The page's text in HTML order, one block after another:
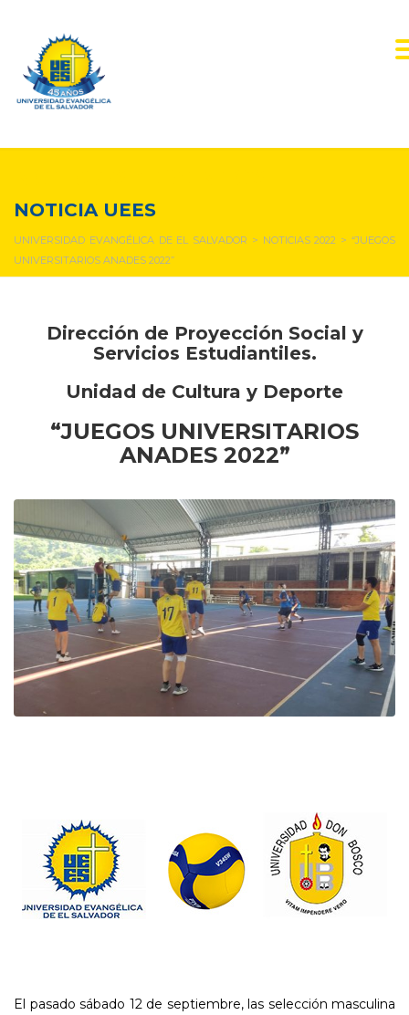
NOTICIA UEES
UNIVERSIDAD EVANGÉLICA DE EL SALVADOR > NOTICIAS 2022 >“JUEGOS
UNIVERSITARIOS ANADES 2022”
Dirección de Proyección Social y
Servicios Estudiantiles.
Unidad de Cultura y Deporte
“JUEGOS UNIVERSITARIOS
ANADES 2022”
El pasado sábado 12 de septiembre, las selección masculina